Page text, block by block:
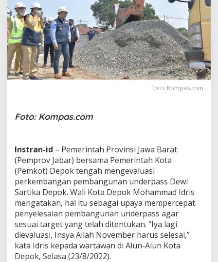
o
g
r
e
s
P
e
m
g
n
"
U
n
d
e
r
p
a
s
"
D
Foto: Kompas.com
Foto: Kompas.com
Instran-id – Pemerintah Provinsi Jawa Barat
(Pemprov Jabar) bersama Pemerintah Kota
(Pemkot) Depok tengah mengevaluasi
perkembangan pembangunan underpass Dewi
Sartika Depok. Wali Kota Depok Mohammad Idris
mengatakan, hal itu sebagai upaya mempercepat
penyelesaian pembangunan underpass agar
sesuai target yang telah ditentukan. “Iya lagi
dievaluasi, Insya Allah November harus selesai,”
kata Idris kepada wartawan di Alun-Alun Kota
Depok, Selasa (23/8/2022).